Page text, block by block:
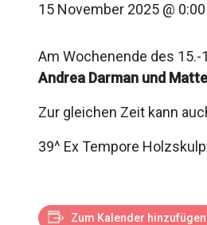
15 November 2025 @ 0:00
Am Wochenende des
Andrea Darman und
Zur gleichen Zeit kann
39^ Ex Tempore
Zum Kalender hinzufügen